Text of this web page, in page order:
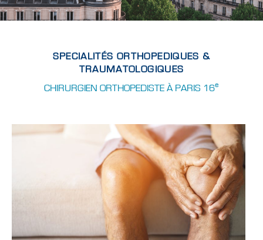
SPECIALITÉS ORTHOPEDIQUES &
TRAUMATOLOGIQUES
CHIRURGIEN ORTHOPEDISTE À PARIS 16e